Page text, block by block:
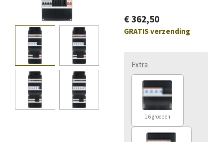
€ 362,50
GRATIS verzending
Extra
16 groepen